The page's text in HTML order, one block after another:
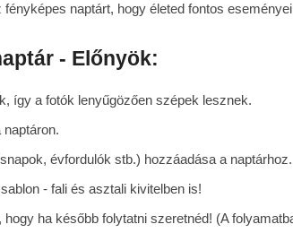
naptárt, hogy életed fontos
- Előnyök:
így a fotók lenyűgözően szépek lesznek.
évfordulók stb.) hozzáadása a naptárhoz.
- fali és asztali kivitelben is!
ha később folytatni szeretnéd! (A